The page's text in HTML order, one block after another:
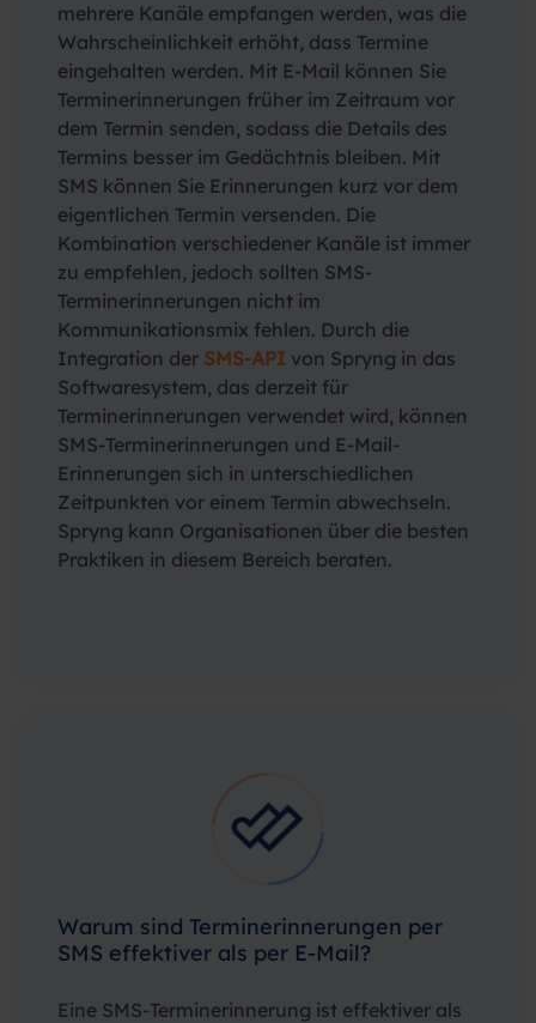
mehrere Kanäle empfangen werden, was die
Wahrscheinlichkeit erhöht, dass Termine
eingehalten werden. Mit E-Mail können Sie
Terminerinnerungen früher im Zeitraum vor
dem Termin senden, sodass die Details des
Termins besser im Gedächtnis bleiben. Mit
SMS können Sie Erinnerungen kurz vor dem
eigentlichen Termin versenden. Die
Kombination verschiedener Kanäle ist immer
zu empfehlen, jedoch sollten SMS-
Terminerinnerungen nicht im
Kommunikationsmix fehlen. Durch die
Integration der SMS-API von Spryng in das
Softwaresystem, das derzeit für
Terminerinnerungen verwendet wird, können
SMS-Terminerinnerungen und E-Mail-
Erinnerungen sich in unterschiedlichen
Zeitpunkten vor einem Termin abwechseln.
Spryng kann Organisationen über die besten
Praktiken in diesem Bereich beraten.
Warum sind Terminerinnerungen per
SMS effektiver als per E-Mail?
Eine SMS-Terminerinnerung ist effektiver als